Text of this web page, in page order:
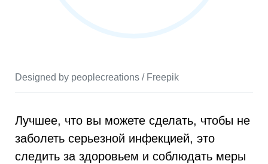
Designed by peoplecreations / Freepik
Лучшее, что вы можете сделать, чтобы не
заболеть серьезной инфекцией, это
следить за здоровьем и соблюдать меры